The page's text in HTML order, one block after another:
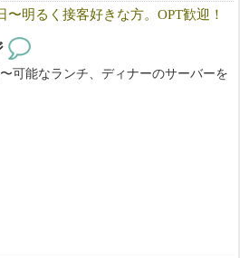
明るく接客好きな方。OPT歓迎！
可能なランチ、ディナーのサーバーを